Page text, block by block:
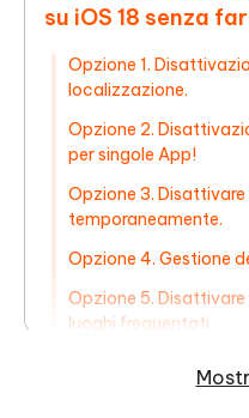
su iOS 18 senza
Opzione 1.
localizzazione.
Opzione 2.
per singole App!
Opzione 3. Disattivare
temporaneamente.
Opzione 4. Gestione
Opzione 5. Disattivare
luoghi frequentati.
Suggerimenti